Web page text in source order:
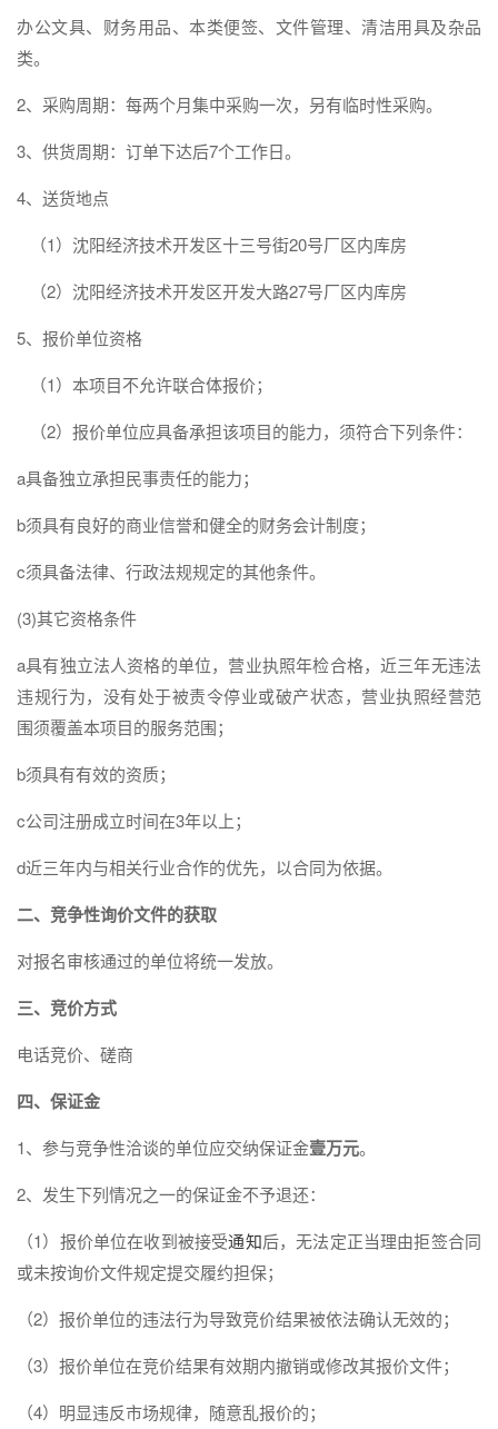
办公文具、财务用品、本类便签、文件管理、清洁用具及杂品
类。
2、采购周期：每两个月集中采购一次，另有临时性采购。
3、供货周期：订单下达后7个工作日。
4、送货地点
（1）沈阳经济技术开发区十三号街20号厂区内库房
（2）沈阳经济技术开发区开发大路27号厂区内库房
5、报价单位资格
（1）本项目不允许联合体报价；
（2）报价单位应具备承担该项目的能力，须符合下列条件：
a具备独立承担民事责任的能力；
b须具有良好的商业信誉和健全的财务会计制度；
c须具备法律、行政法规规定的其他条件。
(3)其它资格条件
a具有独立法人资格的单位，营业执照年检合格，近三年无违法
违规行为，没有处于被责令停业或破产状态，营业执照经营范
围须覆盖本项目的服务范围；
b须具有有效的资质；
c公司注册成立时间在3年以上；
d近三年内与相关行业合作的优先，以合同为依据。
二、竞争性询价文件的获取
对报名审核通过的单位将统一发放。
三、竞价方式
电话竞价、磋商
四、 保证金
1、参与竞争性洽谈的单位应交纳保证金壹万元。
2、发生下列情况之一的保证金不予退还：
（1）报价单位在收到被接受通知后，无法定正当理由拒签合同
或未按询价文件规定提交履约担保；
（2）报价单位的违法行为导致竞价结果被依法确认无效的；
（3）报价单位在竞价结果有效期内撤销或修改其报价文件；
（4）明显违反市场规律，随意乱报价的；